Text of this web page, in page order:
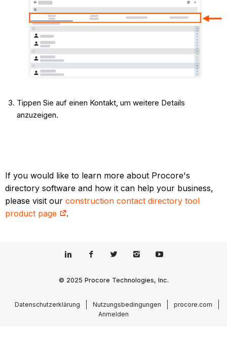
Tippen Sie auf einen Kontakt, um weitere Details
anzuzeigen.
If you would like to learn more about Procore's
directory software and how it can help your business,
please visit ourconstruction contact directory tool
product page
.
© 2025 Procore Technologies, Inc.
Datenschutzerklärung Nutzungsbedingungen
procore.com
Anmelden